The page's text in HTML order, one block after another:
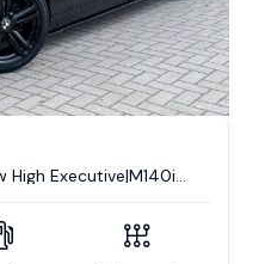
High Executive|M140i